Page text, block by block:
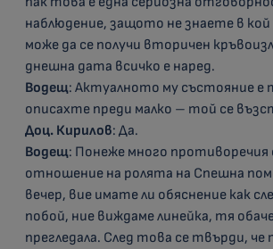
наблюдение, защото не знаете в
може да се получи вторичен
днешна дата всичко е наред.
Водещ: Актуалното му състояние е
описахте преди малко – той се
Доц. Кирилов: Да.
Водещ: Понеже много противоречия
отношение на ролята на Спешна
вечер, вие имате ли обяснение как
побой, ние виждаме линейка, тя
прегледала. След това се твърди, че